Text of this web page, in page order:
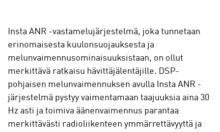
Insta ANR -vastamelujärjestelmä, joka tunnetaan
erinomaisesta kuulonsuojauksesta ja
melunvaimennusominaisuuksistaan, on ollut
merkittävä ratkaisu hävittäjälentäjille. DSP-
pohjaisen melunvaimennuksen avulla Insta ANR -
järjestelmä pystyy vaimentamaan taajuuksia aina 30
Hz asti ja toimiva äänenvaimennus parantaa
merkittävästi radioliikenteen ymmärrettävyyttä ja